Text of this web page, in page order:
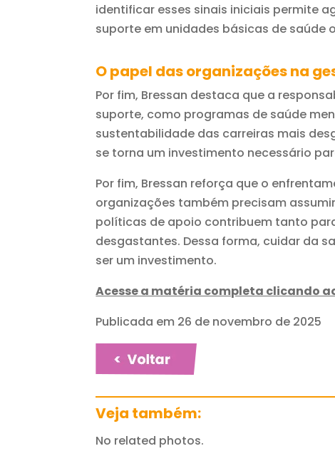
identificar esses sinais iniciais permite
suporte em unidades básicas de saúde
O papel das organizações na
Por fim, Bressan destaca que a
suporte, como programas de saúde
sustentabilidade das carreiras mais
se torna um investimento necessário
Por fim, Bressan reforça que o
organizações também precisam
políticas de apoio contribuem tanto
desgastantes. Dessa forma, cuidar da
ser um investimento.
Acesse a matéria completa clicando
Publicada em 26 de novembro de 2025
Veja também:
No related photos.